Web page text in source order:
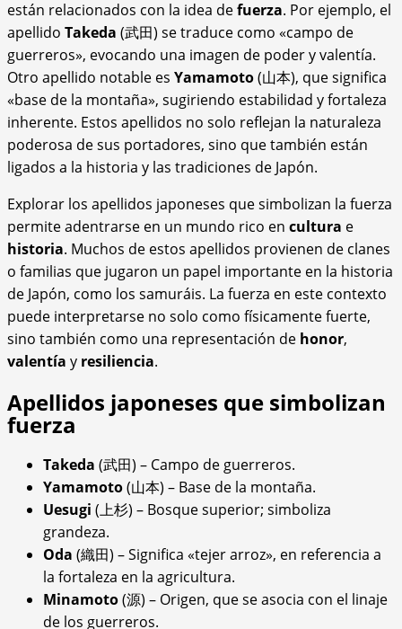
están relacionados con la idea defuerza. Por ejemplo, el
apellido Takeda (武田) se traduce como «campo de
guerreros», evocando una imagen de poder y valentía.
Otro apellido notable es Yamamoto(山本), que significa
«base de la montaña», sugiriendo estabilidad y fortaleza
inherente. Estos apellidos no solo reflejan la naturaleza
poderosa de sus portadores, sino que también están
ligados a la historia y las tradiciones de Japón.
Explorar los apellidos japoneses que simbolizan la fuerza
permite adentrarse en un mundo rico en cultura e
historia. Muchos de estos apellidos provienen de clanes
o familias que jugaron un papel importante en la historia
de Japón, como los samuráis. La fuerza en este contexto
puede interpretarse no solo como físicamente fuerte,
sino también como una representación de honor,
valentía y resiliencia.
Apellidos japoneses que simbolizan
fuerza
Takeda (武田) – Campo de guerreros.
Yamamoto(山本) – Base de la montaña.
Uesugi (上杉) – Bosque superior; simboliza
grandeza.
Oda (織田) – Significa «tejer arroz», en referencia a
la fortaleza en la agricultura.
Minamoto(源) – Origen, que se asocia con el linaje
de los guerreros.